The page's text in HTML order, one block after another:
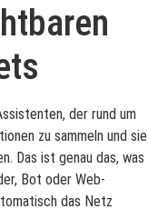
der rund um
zu sammeln und sie
Das ist genau das, was
Bot oder Web-
das Netz